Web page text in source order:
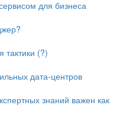
для бизнеса
(?)
дата-центров
знаний важен как